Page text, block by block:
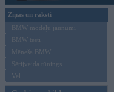
Ziņas un raksti
BMW modeļu jaunumi
BMW testi
Mēneša BMW
Sērijveida tūnings
Vel...